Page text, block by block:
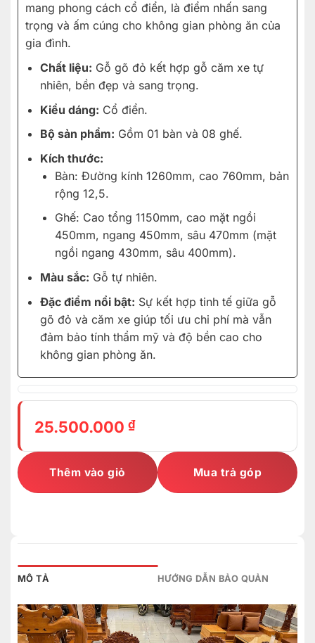
mang phong cách cổ điển, là điểm nhấn sang
trọng và ấm cúng cho không gian phòng ăn của
gia đình.
Chất liệu: Gỗ gõ đỏ kết hợp gỗ căm xe tự
nhiên, bền đẹp và sang trọng.
Kiểu dáng: Cổ điển.
Bộ sản phẩm: Gồm 01 bàn và 08 ghế.
Kích thước:
Bàn: Đường kính 1260mm, cao 760mm, bản
rộng 12,5.
Ghế: Cao tổng 1150mm, cao mặt ngồi
450mm, ngang 450mm, sâu 470mm (mặt
ngồi ngang 430mm, sâu 400mm).
Màu sắc: Gỗ tự nhiên.
Đặc điểm nổi bật: Sự kết hợp tinh tế giữa gỗ
gõ đỏ và căm xe giúp tối ưu chi phí mà vẫn
đảm bảo tính thẩm mỹ và độ bền cao cho
không gian phòng ăn.
25.500.000 ₫
Thêm vào giỏ Mua trả góp
MÔ TẢ HƯỚNG DẪN BẢO QUẢN